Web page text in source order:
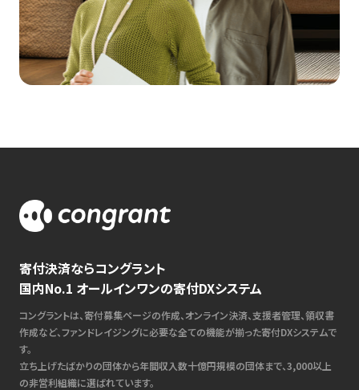
寄付決済ならコングラント
国内No.1 オールインワンの寄付DXシステム
コングラントは、寄付募集ページの作成、オンライン決済、支援者管理、領収書
作成など、ファンドレイジングに必要な全ての機能が揃った寄付DXシステムで
す。
立ち上げたばかりの団体から年間収入数十億円規模の団体まで、3,000以上
の非営利組織に選ばれています。